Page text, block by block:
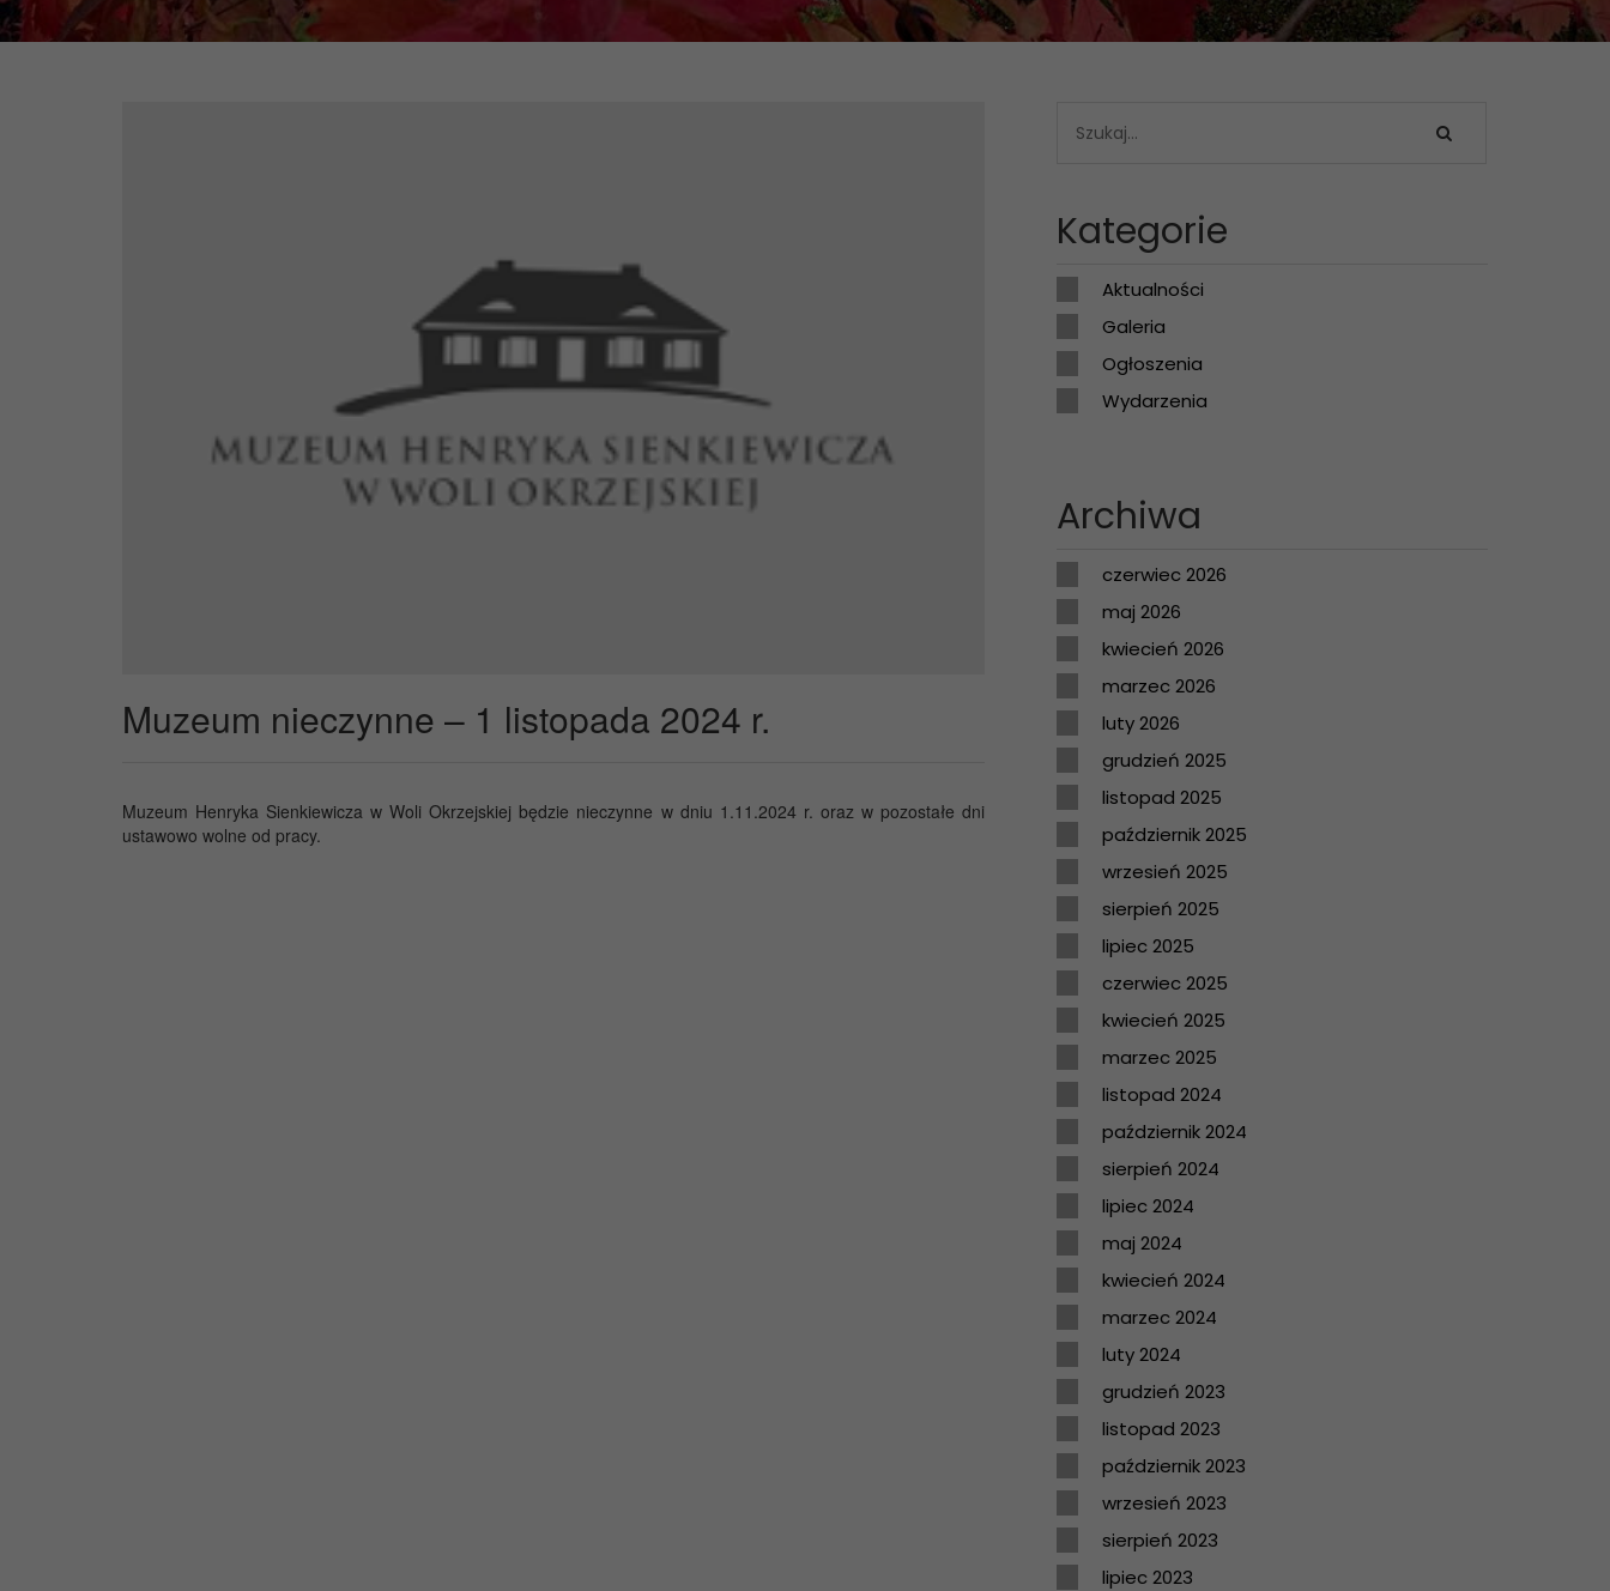
Muzeum nieczynne – 1 listopada 2024 r.
Muzeum Henryka Sienkiewicza w Woli Okrzejskiej będzie nieczynne w dniu 1.11.2024 r. oraz w pozostałe dni
ustawowo wolne od pracy.
Kategorie
Aktualności
Galeria
Ogłoszenia
Wydarzenia
Archiwa
czerwiec 2026
maj 2026
kwiecień 2026
marzec 2026
luty 2026
grudzień 2025
listopad 2025
październik 2025
wrzesień 2025
sierpień 2025
lipiec 2025
czerwiec 2025
kwiecień 2025
marzec 2025
listopad 2024
październik 2024
sierpień 2024
lipiec 2024
maj 2024
kwiecień 2024
marzec 2024
luty 2024
grudzień 2023
listopad 2023
październik 2023
wrzesień 2023
sierpień 2023
lipiec 2023